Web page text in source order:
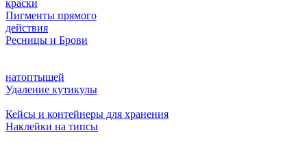
краски
Пигменты прямого
действия
Ресницы и Брови
натоптышей
Удаление кутикулы
Кейсы и контейнеры для хранения
Наклейки на типсы